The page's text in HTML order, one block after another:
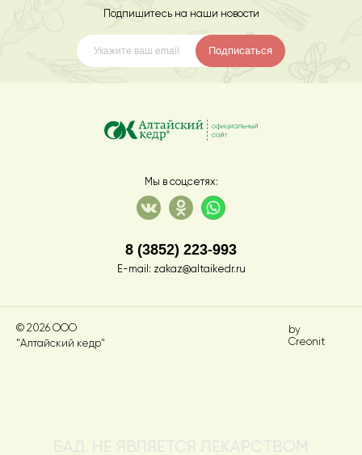
Подпишитесь на наши новости
Подписаться
Мы в соцсетях:
8 (3852) 223-993
E-mail: zakaz@altaikedr.ru
© 2026 ООО
"Алтайский кедр"
by
Creonit
БАД. НЕ ЯВЛЯЕТСЯ ЛЕКАРСТВОМ